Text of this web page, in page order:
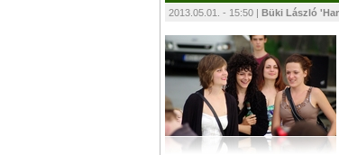
2013.05.01. - 15:50 | Büki László